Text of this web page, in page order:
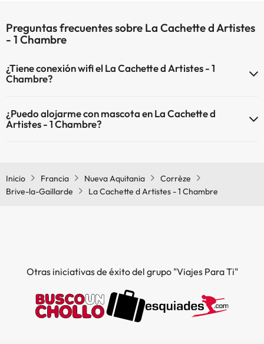
Preguntas frecuentes sobre La Cachette d Artistes
- 1 Chambre
¿Tiene conexión wifi el La Cachette d Artistes - 1
Chambre?
¿Puedo alojarme con mascota en La Cachette d
Artistes - 1 Chambre?
Inicio Francia Nueva Aquitania
Corrèze
Brive-la-Gaillarde
La Cachette d Artistes - 1 Chambre
Otras iniciativas de éxito del grupo "Viajes Para Ti"